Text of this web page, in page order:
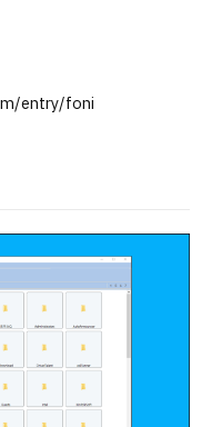
entry/foni